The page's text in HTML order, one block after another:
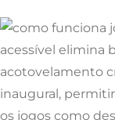
acessível elimina
acotovelamento
inaugural,
os jogos como